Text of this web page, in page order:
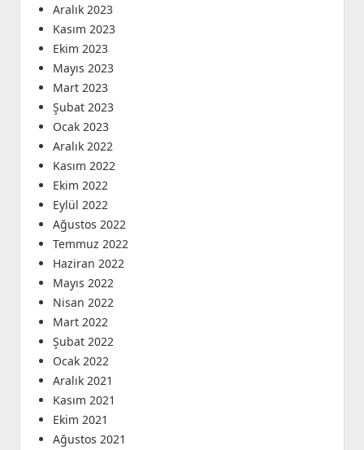
Aralık 2023
Kasım 2023
Ekim 2023
Mayıs 2023
Mart 2023
Şubat 2023
Ocak 2023
Aralık 2022
Kasım 2022
Ekim 2022
Eylül 2022
Ağustos 2022
Temmuz 2022
Haziran 2022
Mayıs 2022
Nisan 2022
Mart 2022
Şubat 2022
Ocak 2022
Aralık 2021
Kasım 2021
Ekim 2021
Ağustos 2021